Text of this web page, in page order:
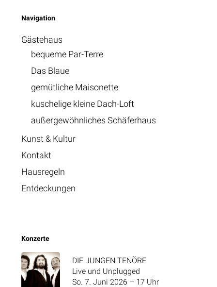
Navigation
Gästehaus
bequeme Par-Terre
Das Blaue
gemütliche Maisonette
kuschelige kleine Dach-Loft
außergewöhnliches Schäferhaus
Kunst & Kultur
Kontakt
Hausregeln
Entdeckungen
Konzerte
DIE JUNGEN TENÖRE
Live und Unplugged
So. 7. Juni 2026 – 17 Uhr